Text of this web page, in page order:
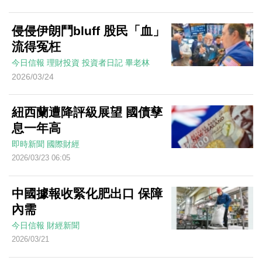
侵侵伊朗鬥bluff 股民「血」
流得冤枉
今日信報 理財投資 投資者日記 畢老林
2026/03/24
紐西蘭遭降評級展望 國債孳
息一年高
即時新聞 國際財經
2026/03/23 06:05
中國據報收緊化肥出口 保障
內需
今日信報 財經新聞
2026/03/21